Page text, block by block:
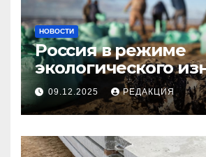
НОВОСТИ
Россия в режиме
экологического
09.12.2025 РЕДАКЦИЯ